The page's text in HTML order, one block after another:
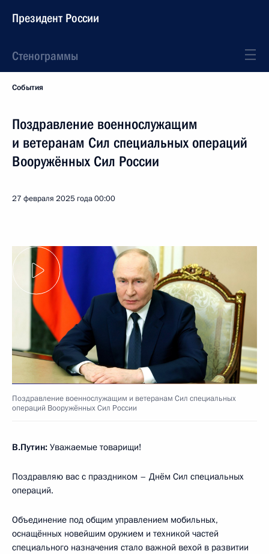
Президент России
Стенограммы
События
Поздравление военнослужащим
и ветеранам Сил специальных операций
Вооружённых Сил России
27 февраля 2025 года00:00
Поздравление военнослужащим и ветеранам Сил специальных
операций Вооружённых Сил России
В.Путин: Уважаемые товарищи!
Поздравляю вас с праздником – Днём Сил специальных
операций.
Объединение под общим управлением мобильных,
оснащённых новейшим оружием и техникой частей
специального назначения стало важной вехой в развитии